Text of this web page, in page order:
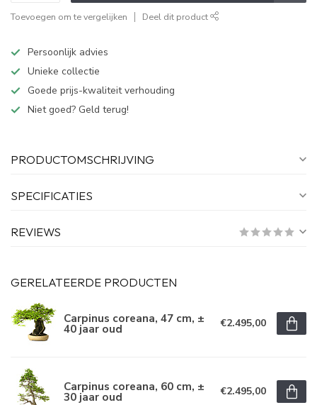
Toevoegen om te vergelijken Deel dit product
Persoonlijk advies
Unieke collectie
Goede prijs-kwaliteit verhouding
Niet goed? Geld terug!
PRODUCTOMSCHRIJVING
SPECIFICATIES
REVIEWS
GERELATEERDE PRODUCTEN
Carpinus coreana, 47 cm, ±
40 jaar oud €2.495,00
Carpinus coreana, 60 cm, ±
30 jaar oud €2.495,00